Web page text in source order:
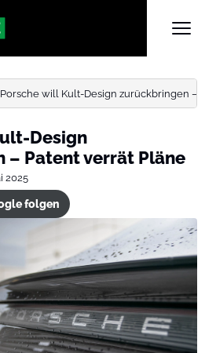
Porsche will Kult-Design zurückbringen –
Design
– Patent verrät Pläne
2025
folgen